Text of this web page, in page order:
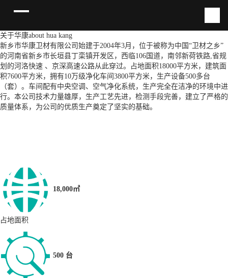
关于华康about hua kang
新乡市华康卫材有限公司始建于2004年3月，位于被称为中国“卫材之乡”
的河南省新乡市长垣县丁栾镇开发区，西临106国道，南邻新荷铁路,省规
划的河洛快速 、京深高速公路从此穿过。占地面积18000平方米，建筑面
积7600平方米，拥有10万级净化车间3800平方米，生产设备500多台
（套）。车间配有中央空调、空气净化系统，生产完全在洁净的环境中进
行。本公司技术力量雄厚，生产工艺先进，检测手段完善，建立了严格的
质量体系，为公司的优质生产奠定了坚实的基础。
18,000㎡
占地面积
500 台